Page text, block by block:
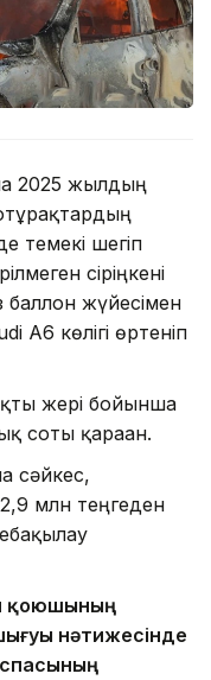
2025 жылдың
темекі шегіп
сіріңкені
баллон жүйесімен
A6 көлігі өртеніп
жері бойынша
соты қараған.
сәйкес,
2,9 млн теңгеден
қоюшының
нәтижесінде